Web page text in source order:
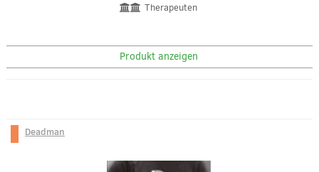
Therapeuten
Produkt anzeigen
Deadman